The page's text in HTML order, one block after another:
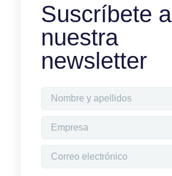
Suscríbete a
nuestra
newsletter